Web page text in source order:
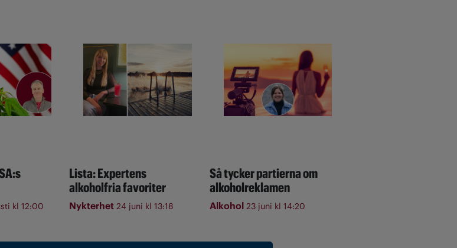
kl 12:00
Lista: Expertens
alkoholfria favoriter
Nykterhet 24 juni kl 13:18
Så tycker partierna om
alkoholreklamen
Alkohol 23 juni kl 14:20